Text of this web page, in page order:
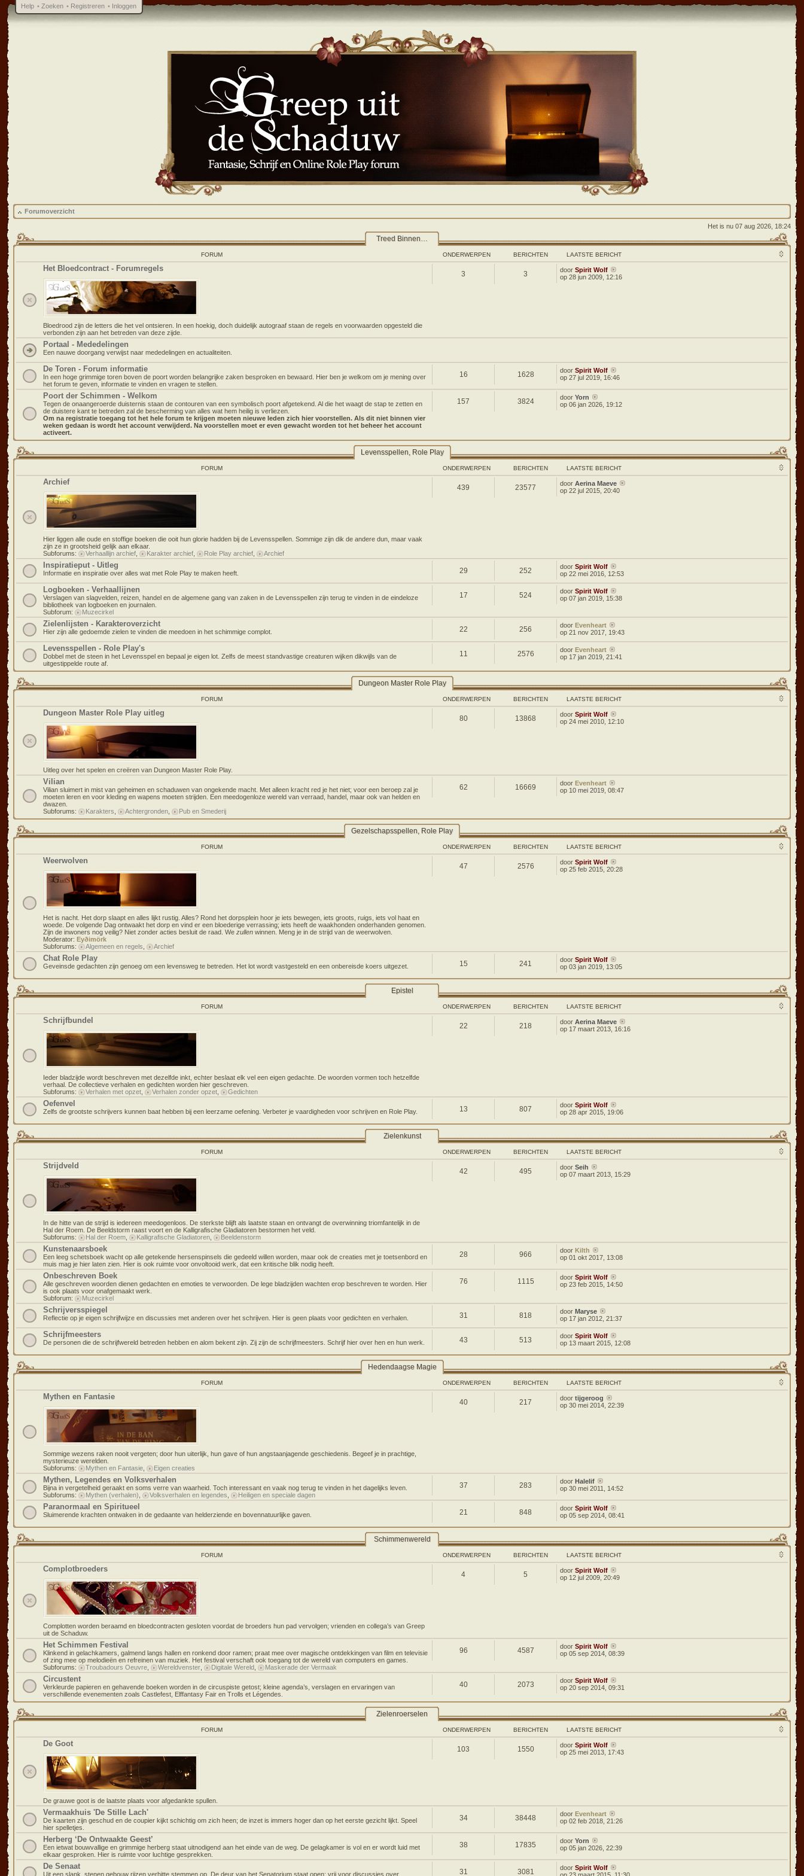
Help • Zoeken • Registreren • Inloggen
Forumoverzicht
Het is nu 07 aug 2026, 18:24
Treed Binnen…
FORUM ONDERWERPEN BERICHTEN LAATSTE BERICHT
Het Bloedcontract - Forumregels
Bloedrood zijn de letters die het vel ontsieren. In een hoekig, doch duidelijk autograaf staan de regels en voorwaarden opgesteld die
verbonden zijn aan het betreden van deze zijde.
3 3 doorSpirit Wolf
op 28 jun 2009, 12:16
Portaal - Mededelingen
Een nauwe doorgang verwijst naar mededelingen en actualiteiten.
De Toren - Forum informatie
In een hoge grimmige toren boven de poort worden belangrijke zaken besproken en bewaard. Hier ben je welkom om je mening over
het forum te geven, informatie te vinden en vragen te stellen.
16 1628 doorSpirit Wolf
op 27 jul 2019, 16:46
Poort der Schimmen - Welkom
Tegen de onaangeroerde duisternis staan de contouren van een symbolisch poort afgetekend. Al die het waagt de stap te zetten en
de duistere kant te betreden zal de bescherming van alles wat hem heilig is verliezen.
Om na registratie toegang tot het hele forum te krijgen moeten nieuwe leden zich hier voorstellen. Als dit niet binnen vier
weken gedaan is wordt het account verwijderd. Na voorstellen moet er even gewacht worden tot het beheer het account
activeert.
157 3824 doorYorn
op 06 jan 2026, 19:12
Levensspellen, Role Play
FORUM ONDERWERPEN BERICHTEN LAATSTE BERICHT
Archief
Hier liggen alle oude en stoffige boeken die ooit hun glorie hadden bij de Levensspellen. Sommige zijn dik de andere dun, maar vaak
zijn ze in grootsheid gelijk aan elkaar.
Subforums:
Verhaallijn archief Karakter archief Role Play archief Archief
439 23577 doorAerina Maeve
op 22 jul 2015, 20:40
Inspiratieput - Uitleg
Informatie en inspiratie over alles wat met Role Play te maken heeft. 29 252 doorSpirit Wolf
op 22 mei 2016, 12:53
Logboeken - Verhaallijnen
Verslagen van slagvelden, reizen, handel en de algemene gang van zaken in de Levensspellen zijn terug te vinden in de eindeloze
bibliotheek van logboeken en journalen.
Subforum:
Muzecirkel
17 524 doorSpirit Wolf
op 07 jan 2019, 15:38
Zielenlijsten - Karakteroverzicht
Hier zijn alle gedoemde zielen te vinden die meedoen in het schimmige complot. 22 256 doorEvenheart
op 21 nov 2017, 19:43
Levensspellen - Role Play's
Dobbel met de steen in het Levensspel en bepaal je eigen lot. Zelfs de meest standvastige creaturen wijken dikwijls van de
uitgestippelde route af.
11 2576 doorEvenheart
op 17 jan 2019, 21:41
Dungeon Master Role Play
FORUM ONDERWERPEN BERICHTEN LAATSTE BERICHT
Dungeon Master Role Play uitleg
Uitleg over het spelen en creëren van Dungeon Master Role Play.
80 13868 doorSpirit Wolf
op 24 mei 2010, 12:10
Vilian
Vilian sluimert in mist van geheimen en schaduwen van ongekende macht. Met alleen kracht red je het niet; voor een beroep zal je
moeten leren en voor kleding en wapens moeten strijden. Een meedogenloze wereld van verraad, handel, maar ook van helden en
dwazen.
Subforums:
Karakters Achtergronden Pub en Smederij
62 16669 doorEvenheart
op 10 mei 2019, 08:47
Gezelschapsspellen, Role Play
FORUM ONDERWERPEN BERICHTEN LAATSTE BERICHT
Weerwolven
Het is nacht. Het dorp slaapt en alles lijkt rustig. Alles? Rond het dorpsplein hoor je iets bewegen, iets groots, ruigs, iets vol haat en
woede. De volgende Dag ontwaakt het dorp en vind er een bloederige verrassing; iets heeft de waakhonden onderhanden genomen.
Zijn de inwoners nog veilig? Niet zonder acties besluit de raad. We zullen winnen. Meng je in de strijd van de weerwolven.
Moderator: Eyðimörk
Subforums:
Algemeen en regels Archief
47 2576 doorSpirit Wolf
op 25 feb 2015, 20:28
Chat Role Play
Geveinsde gedachten zijn genoeg om een levensweg te betreden. Het lot wordt vastgesteld en een onbereisde koers uitgezet. 15 241 doorSpirit Wolf
op 03 jan 2019, 13:05
Epistel
FORUM ONDERWERPEN BERICHTEN LAATSTE BERICHT
Schrijfbundel
Ieder bladzijde wordt beschreven met dezelfde inkt, echter beslaat elk vel een eigen gedachte. De woorden vormen toch hetzelfde
verhaal. De collectieve verhalen en gedichten worden hier geschreven.
Subforums:
Verhalen met opzet Verhalen zonder opzet Gedichten
22 218 doorAerina Maeve
op 17 maart 2013, 16:16
Oefenvel
Zelfs de grootste schrijvers kunnen baat hebben bij een leerzame oefening. Verbeter je vaardigheden voor schrijven en Role Play. 13 807 doorSpirit Wolf
op 28 apr 2015, 19:06
Zielenkunst
FORUM ONDERWERPEN BERICHTEN LAATSTE BERICHT
Strijdveld
In de hitte van de strijd is iedereen meedogenloos. De sterkste blijft als laatste staan en ontvangt de overwinning triomfantelijk in de
Hal der Roem. De Beeldstorm raast voort en de Kalligrafische Gladiatoren bestormen het veld.
Subforums:
Hal der Roem Kalligrafische Gladiatoren Beeldenstorm
42 495 doorSeih
op 07 maart 2013, 15:29
Kunstenaarsboek
Een leeg schetsboek wacht op alle getekende hersenspinsels die gedeeld willen worden, maar ook de creaties met je toetsenbord en
muis mag je hier laten zien. Hier is ook ruimte voor onvoltooid werk, dat een kritische blik nodig heeft.
28 966 doorKilth
op 01 okt 2017, 13:08
Onbeschreven Boek
Alle geschreven woorden dienen gedachten en emoties te verwoorden. De lege bladzijden wachten erop beschreven te worden. Hier
is ook plaats voor onafgemaakt werk.
Subforum:
Muzecirkel
76 1115 doorSpirit Wolf
op 23 feb 2015, 14:50
Schrijversspiegel
Reflectie op je eigen schrijfwijze en discussies met anderen over het schrijven. Hier is geen plaats voor gedichten en verhalen. 31 818 doorMaryse
op 17 jan 2012, 21:37
Schrijfmeesters
De personen die de schrijfwereld betreden hebben en alom bekent zijn. Zij zijn de schrijfmeesters. Schrijf hier over hen en hun werk. 43 513 doorSpirit Wolf
op 13 maart 2015, 12:08
Hedendaagse Magie
FORUM ONDERWERPEN BERICHTEN LAATSTE BERICHT
Mythen en Fantasie
Sommige wezens raken nooit vergeten; door hun uiterlijk, hun gave of hun angstaanjagende geschiedenis. Begeef je in prachtige,
mysterieuze werelden.
Subforums:
Mythen en Fantasie Eigen creaties
40 217 doortijgeroog
op 30 mei 2014, 22:39
Mythen, Legendes en Volksverhalen
Bijna in vergetelheid geraakt en soms verre van waarheid. Toch interessant en vaak nog terug te vinden in het dagelijks leven.
Subforums:
Mythen (verhalen) Volksverhalen en legendes Heiligen en speciale dagen
37 283 doorHalelif
op 30 mei 2011, 14:52
Paranormaal en Spiritueel
Sluimerende krachten ontwaken in de gedaante van helderziende en bovennatuurlijke gaven. 21 848 doorSpirit Wolf
op 05 sep 2014, 08:41
Schimmenwereld
FORUM ONDERWERPEN BERICHTEN LAATSTE BERICHT
Complotbroeders
Complotten worden beraamd en bloedcontracten gesloten voordat de broeders hun pad vervolgen; vrienden en collega’s van Greep
uit de Schaduw.
4 5 doorSpirit Wolf
op 12 jul 2009, 20:49
Het Schimmen Festival
Klinkend in gelachkamers, galmend langs hallen en ronkend door ramen; praat mee over magische ontdekkingen van film en televisie
of zing mee op melodieën en refreinen van muziek. Het festival verschaft ook toegang tot de wereld van computers en games.
Subforums:
Troubadours Oeuvre Wereldvenster Digitale Wereld Maskerade der Vermaak
96 4587 doorSpirit Wolf
op 05 sep 2014, 08:39
Circustent
Verkleurde papieren en gehavende boeken worden in de circuspiste getost; kleine agenda’s, verslagen en ervaringen van
verschillende evenementen zoals Castlefest, Elffantasy Fair en Trolls et Légendes.
40 2073 doorSpirit Wolf
op 20 sep 2014, 09:31
Zielenroerselen
FORUM ONDERWERPEN BERICHTEN LAATSTE BERICHT
De Goot
De grauwe goot is de laatste plaats voor afgedankte spullen.
103 1550 doorSpirit Wolf
op 25 mei 2013, 17:43
Vermaakhuis 'De Stille Lach'
De kaarten zijn geschud en de coupier kijkt schichtig om zich heen; de inzet is immers hoger dan op het eerste gezicht lijkt. Speel
hier spelletjes.
34 38448 doorEvenheart
op 02 feb 2018, 21:26
Herberg ‘De Ontwaakte Geest’
Een ietwat bouwvallige en grimmige herberg staat uitnodigend aan het einde van de weg. De gelagkamer is vol en er wordt luid met
elkaar gesproken. Hier is ruimte voor luchtige gesprekken.
38 17835 doorYorn
op 05 jan 2026, 22:39
De Senaat
Uit een slank, stenen gebouw rijzen verhitte stemmen op. De deur van het Senatorium staat open; vrij voor discussies over 31 3081 doorSpirit Wolf